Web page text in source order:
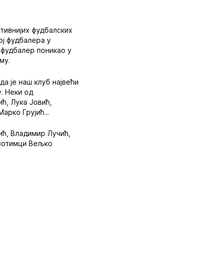
фудбалских
фудбалера у
поникао у
је наш клуб највећи
Неки од
Лука Јовић,
Грујић...
Владимир Лучић,
Вељко